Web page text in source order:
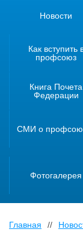
Новости
Как вступить
профсоюз
Книга Почета
Федерации
СМИ о
Фотогалерея
Главная //